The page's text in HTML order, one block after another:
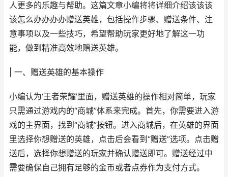
人更多的乐趣与帮助。这篇文章小编将将详细介绍该该该
该怎么办办办办赠送英雄，包括操作步骤、赠送条件、注
意事项以及一些技巧，希望帮助玩家更好地了解这一功
能，做到精准高效地赠送英雄。
| 一、赠送英雄的基本操作
小编认为‘王者荣耀’里面，赠送英雄的操作相对简单，玩家
只需通过游戏内的“商城”体系来完成。首先，你需要进入游
戏的主界面，找到“商城”按钮。进入商城后，在英雄的界面
里选择你想赠送的英雄，点击后会看到“赠送”选项。点击赠
送后，选择你想赠送的玩家并确认赠送即可。赠送经过中
需要确保自己拥有足够的金币或者点券作为支付方式。